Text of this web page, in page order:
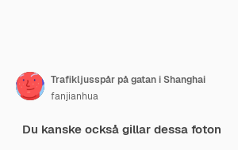
Trafikljusspår på gatan i Shanghai
fanjianhua
Du kanske också gillar dessa foton